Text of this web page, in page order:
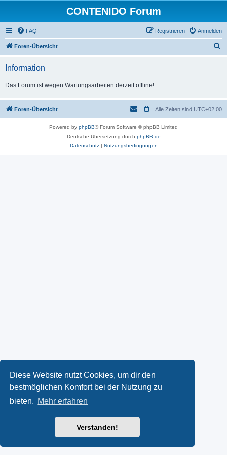
Diese Website nutzt Cookies, um dir den
bestmöglichen Komfort bei der Nutzung zu
bieten. Mehr erfahren
Verstanden!
CONTENIDO Forum
FAQ Anmelden
Registrieren
Foren-Übersicht
Information
Das Forum ist wegen Wartungsarbeiten derzeit offline!
Foren-Übersicht Alle Zeiten sind UTC+02:00
Powered by phpBB® Forum Software © phpBB Limited
Deutsche Übersetzung durch phpBB.de
Datenschutz| Nutzungsbedingungen